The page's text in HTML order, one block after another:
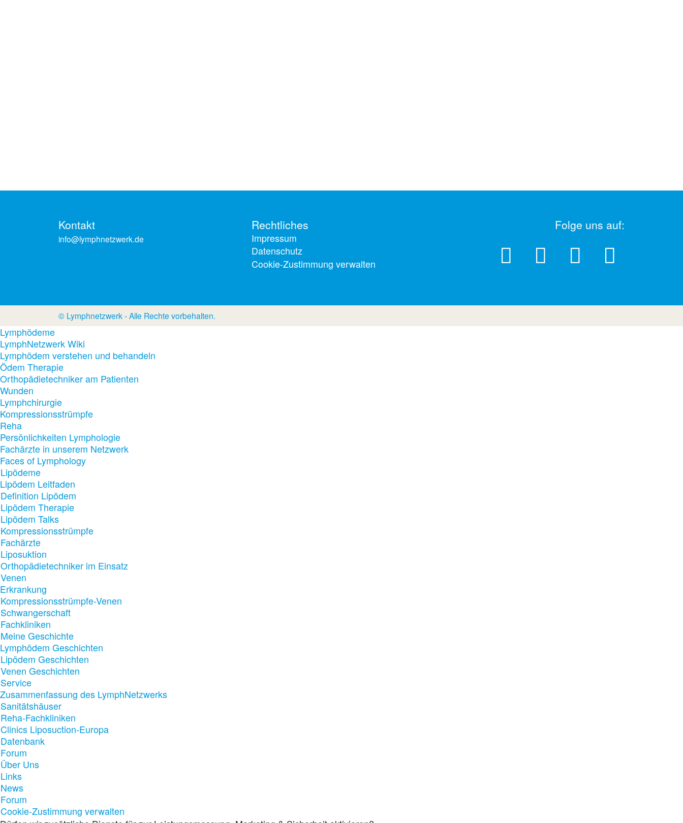
Kontakt
info@lymphnetzwerk.de
Rechtliches
Impressum
Datenschutz
Cookie-Zustimmung verwalten
Folge uns auf:
© Lymphnetzwerk - Alle Rechte vorbehalten.
Lymphödeme
LymphNetzwerk Wiki
Lymphödem verstehen und behandeln
Ödem Therapie
Orthopädietechniker am Patienten
Wunden
Lymphchirurgie
Kompressionsstrümpfe
Reha
Persönlichkeiten Lymphologie
Fachärzte in unserem Netzwerk
Faces of Lymphology
Lipödeme
Lipödem Leitfaden
Definition Lipödem
Lipödem Therapie
Lipödem Talks
Kompressionsstrümpfe
Fachärzte
Liposuktion
Orthopädietechniker im Einsatz
Venen
Erkrankung
Kompressionsstrümpfe-Venen
Schwangerschaft
Fachkliniken
Meine Geschichte
Lymphödem Geschichten
Lipödem Geschichten
Venen Geschichten
Service
Zusammenfassung des LymphNetzwerks
Sanitätshäuser
Reha-Fachkliniken
Clinics Liposuction-Europa
Datenbank
Forum
Über Uns
Links
News
Forum
Cookie-Zustimmung verwalten